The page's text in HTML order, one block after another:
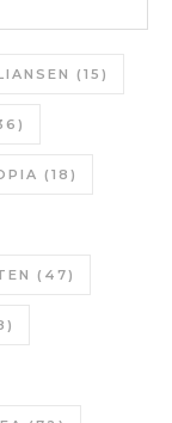
(15)
(18)
(47)